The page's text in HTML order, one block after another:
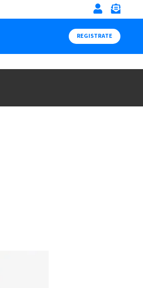
REGISTRATE